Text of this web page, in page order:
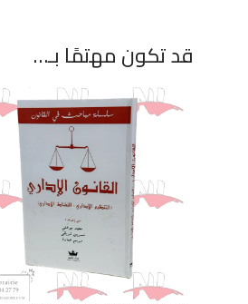
قد تكون مهتمًا بـ…